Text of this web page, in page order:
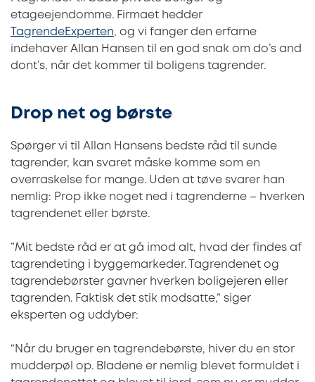
etageejendomme. Firmaet hedder
TagrendeExperten, og vi fanger den erfarne
indehaver Allan Hansen til en god snak om do’s and
dont’s, når det kommer til boligens tagrender.
Drop net og børste
Spørger vi til Allan Hansens bedste råd til sunde
tagrender, kan svaret måske komme som en
overraskelse for mange. Uden at tøve svarer han
nemlig: Prop ikke noget ned i tagrenderne – hverken
tagrendenet eller børste.
”Mit bedste råd er at gå imod alt, hvad der findes af
tagrendeting i byggemarkeder. Tagrendenet og
tagrendebørster gavner hverken boligejeren eller
tagrenden. Faktisk det stik modsatte,” siger
eksperten og uddyber:
“Når du bruger en tagrendebørste, hiver du en stor
mudderpøl op. Bladene er nemlig blevet formuldet i